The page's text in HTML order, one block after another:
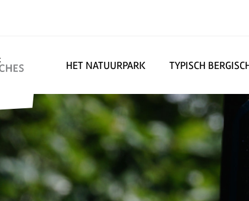
HET NATUURPARK TYPISCH